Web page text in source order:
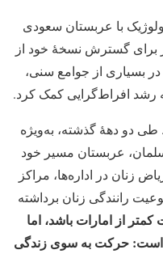
با عربستان سعودی
برای گسترش نسخهٔ خود از
بسیاری از جوامع سنی،
رشد افراط‌گرایی کمک کرد.
طی دو دههٔ گذشته، به‌ویژه
عربستان مسیر خود
زنان در اداره‌ها، مراکز
رانندگی زنان برداشته
از امارات باشد، اما
حرکت به سوی زندگی